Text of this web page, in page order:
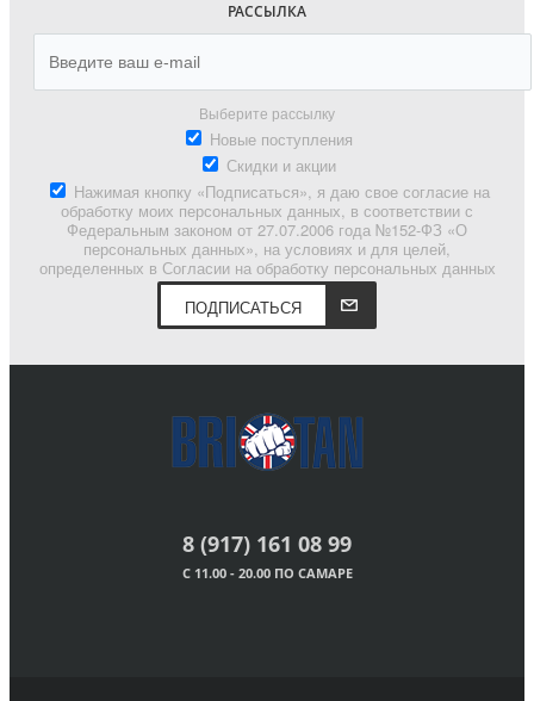
РАССЫЛКА
Выберите рассылку
Новые поступления
Скидки и акции
Нажимая кнопку «Подписаться», я даю свое согласие на
обработку моих персональных данных, в соответствии с
Федеральным законом от 27.07.2006 года №152-ФЗ «О
персональных данных», на условиях и для целей,
определенных в Согласии на обработку персональных данных
ПОДПИСАТЬСЯ
8 (917) 161 08 99
С 11.00 - 20.00 ПО САМАРЕ